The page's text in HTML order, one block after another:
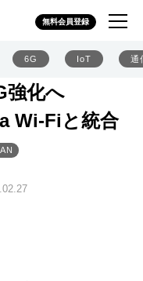
無料会員登録
6G IoT 通
強化へ
Wi-Fiと統合